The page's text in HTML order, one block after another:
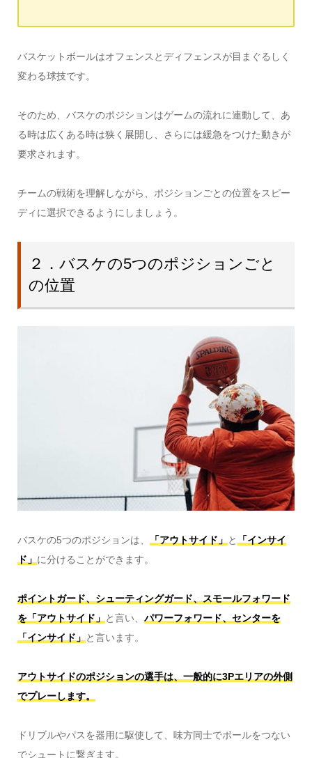
バスケットボールはオフェンスとディフェンスが目まぐるしく
変わる球技です。
そのため、バスケのポジションはゲームの流れに連動して、あ
る時は広くある時は狭く展開し、さらには緩急をつけた動きが
要求されます。
チームの戦術を理解しながら、ポジションごとの位置をスピー
ディに選択できるようにしましょう。
２．バスケの5つのポジションごと
の位置
バスケの5つのポジションは、 「アウトサイド」 と
「インサイ
ド」 に分けることができます。
ポイントガード、シューティングガード、スモールフォワード
を「アウトサイド」 と言い、 パワーフォワード、センターを
「インサイド」 と言います。
アウトサイドのポジションの選手は、一般的に3Pエリアの外側
でプレーします。
ドリブルやパスを器用に駆使して、味方同士でボールをつない
でシュートに繋ぎます。